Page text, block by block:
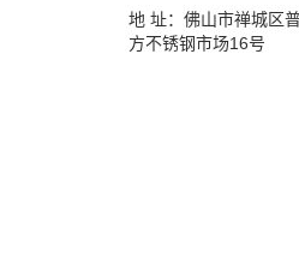
地 址：佛山市禅城区
方不锈钢市场16号